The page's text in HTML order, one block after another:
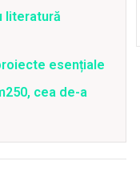
literatură
esențiale
cea de-a